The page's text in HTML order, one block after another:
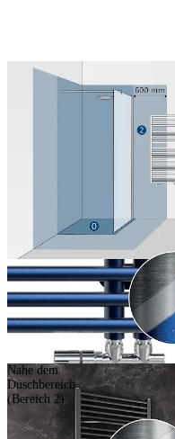
Nahe dem
Duschbereich
(Bereich 2)